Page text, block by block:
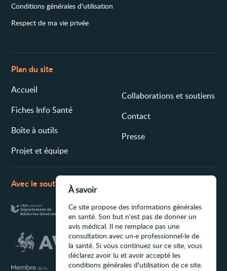
Conditions générales d'utilisation
Respect de ma vie privée
Plan du site
Accueil
Fiches Info Santé
Boîte à outils
Projet et équipe
Collaborations et soutiens
Contact
Presse
Avec le soutien de
À savoir
Ce site propose des informations générales
en santé. Son but n'est pas de donner un
avis médical. Il ne remplace pas une
consultation avec un·e professionnel·le de
la santé. Si vous continuez sur ce site, vous
déclarez avoir lu et avoir accepté les
conditions générales d'utilisation de ce site.